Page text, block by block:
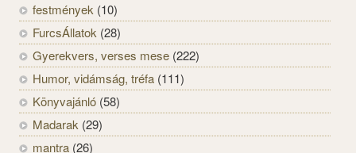
festmények (10)
FurcsÁllatok (28)
Gyerekvers, verses mese (222)
Humor, vidámság, tréfa (111)
Könyvajánló (58)
Madarak (29)
mantra (26)